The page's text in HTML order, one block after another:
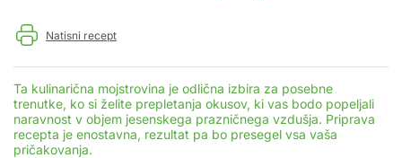
Natisni recept
Ta kulinarična mojstrovina je odlična izbira za posebne
trenutke, ko si želite prepletanja okusov, ki vas bodo popeljali
naravnost v objem jesenskega prazničnega vzdušja. Priprava
recepta je enostavna, rezultat pa bo presegel vsa vaša
pričakovanja.